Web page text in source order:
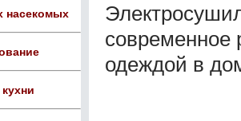
насекомых
современное
одеждой в